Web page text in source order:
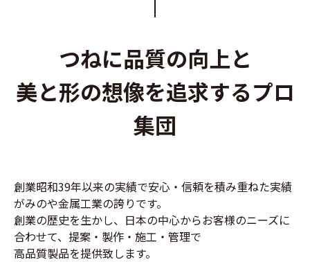
つねに品質の向上と
美と形の想像を追求するプロ
集団
創業昭和39年以来の実績で安心・信頼を積み重ねた実績
がみのや金属工業の誇りです。
創業の歴史を生かし、日本の中心からお客様のニーズに
合わせて、提案・製作・施工・管理で
高品質製品を提供致します。